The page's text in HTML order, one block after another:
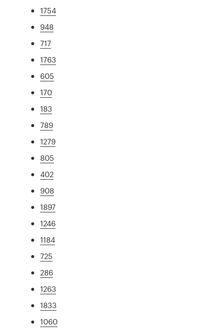
1754
948
717
1763
605
170
183
789
1279
805
402
908
1897
1246
1184
725
286
1263
1833
1060